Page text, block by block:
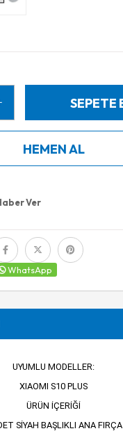
Ver
WhatsApp
UYUMLU MODELLER:
XIAOMI S10 PLUS
ÜRÜN İÇERİĞİ
SİYAH BAŞLIKLI ANA FIRÇA